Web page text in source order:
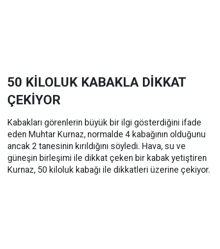
50 KİLOLUK KABAKLA DİKKAT
ÇEKİYOR
Kabakları görenlerin büyük bir ilgi gösterdiğini ifade
eden Muhtar Kurnaz, normalde 4 kabağının olduğunu
ancak 2 tanesinin kırıldığını söyledi. Hava, su ve
güneşin birleşimi ile dikkat çeken bir kabak yetiştiren
Kurnaz, 50 kiloluk kabağı ile dikkatleri üzerine çekiyor.